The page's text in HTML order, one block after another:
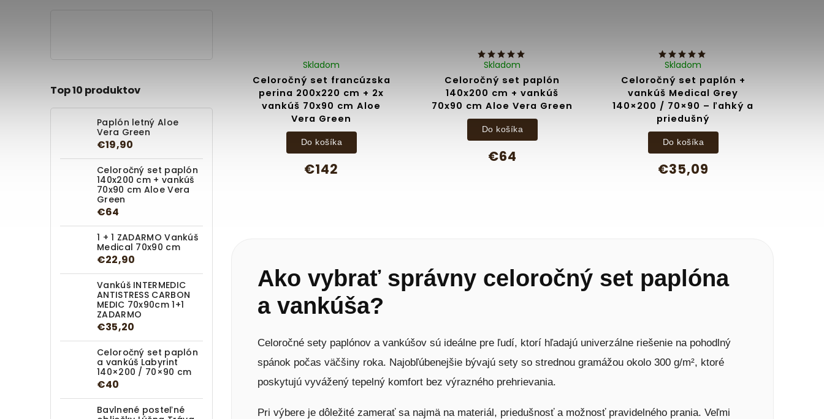
Top 10 produktov
Paplón letný Aloe
Vera Green
€19,90
Celoročný set paplón
140x200 cm + vankúš
70x90 cm Aloe Vera
Green
€64
1 + 1 ZADARMO Vankúš
Medical 70x90 cm
€22,90
Vankúš INTERMEDIC
ANTISTRESS CARBON
MEDIC 70x90cm 1+1
ZADARMO
€35,20
Celoročný set paplón
a vankúš Labyrint
140×200 / 70×90 cm
€40
Bavlnené posteľné
Celoročný set francúzska
perina 200x220 cm + 2x
vankúš 70x90 cm Aloe
Vera Green
Skladom
€142
Do košíka
Celoročný set paplón
140x200 cm + vankúš
70x90 cm Aloe Vera Green
Skladom
€64
Do košíka
Celoročný set paplón +
vankúš Medical Grey
140×200 / 70×90 – ľahký a
priedušný
Skladom
€35,09
Do košíka
Ako vybrať správny celoročný set paplóna
a vankúša?
Celoročné sety paplónov a vankúšov sú ideálne pre ľudí, ktorí hľadajú univerzálne riešenie na pohodlný
spánok počas väčšiny roka. Najobľúbenejšie bývajú sety so strednou gramážou okolo 300 g/m², ktoré
poskytujú vyvážený tepelný komfort bez výrazného prehrievania.
Pri výbere je dôležité zamerať sa najmä na materiál, priedušnosť a možnosť pravidelného prania. Veľmi